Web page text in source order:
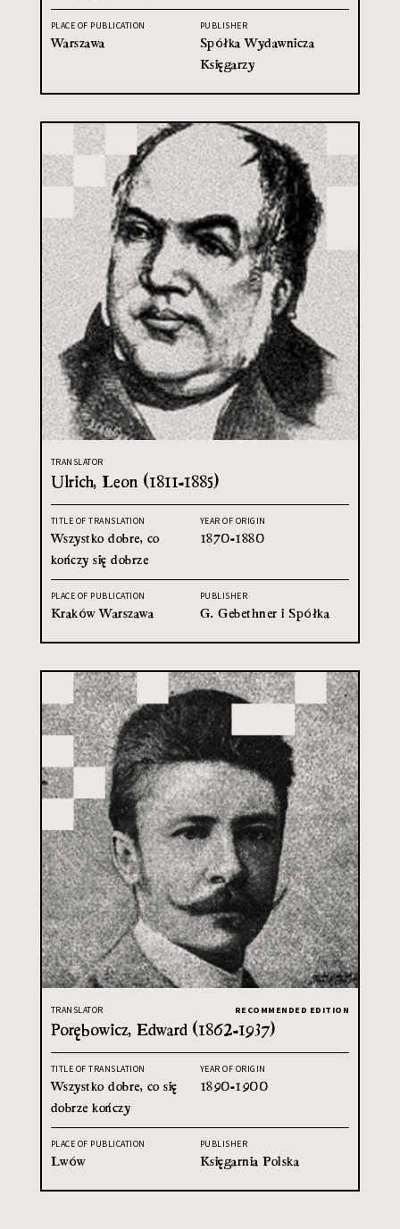
PLACE OF PUBLICATION
Warszawa
PUBLISHER
Spółka Wydawnicza
Księgarzy
TRANSLATOR
Ulrich, Leon (1811-1885)
TITLE OF TRANSLATION
Wszystko dobre, co
kończy się dobrze
YEAR OF ORIGIN
1870-1880
PLACE OF PUBLICATION
Kraków Warszawa
PUBLISHER
G. Gebethner i Spółka
TRANSLATOR RECOMMENDED EDITION
Porębowicz, Edward (1862-1937)
TITLE OF TRANSLATION
Wszystko dobre, co się
dobrze kończy
YEAR OF ORIGIN
1890-1900
PLACE OF PUBLICATION
Lwów
PUBLISHER
Księgarnia Polska